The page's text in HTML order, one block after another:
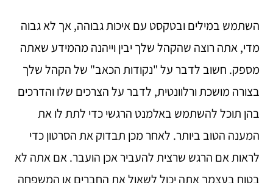
השתמש במילים ובטקסט עם איכות גבוהה, אך לא גבוה
מדי, אתה רוצה שהקהל שלך יבין וייהנה מהמידע שאתה
מספק. חשוב לדבר על "נקודות הכאב" של הקהל שלך
בצורה מושכת ורלוונטית, לדבר על הצרכים שלו והדרכים
בהן תוכל להשתמש באלמנט הרגשי כדי לתת לו את
המענה הטוב ביותר. לאחר מכן תבדוק את הסרטון כדי
לראות אם הרגש שרצית להעביר אכן הועבר. אם אתה לא
בטוח בעצמך אתה יכול לשאול את החברים או המשפחה